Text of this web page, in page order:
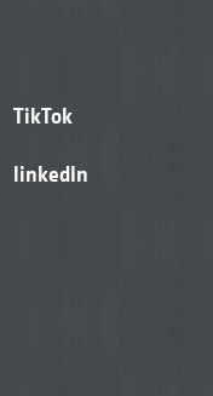
TikTok
linkedIn